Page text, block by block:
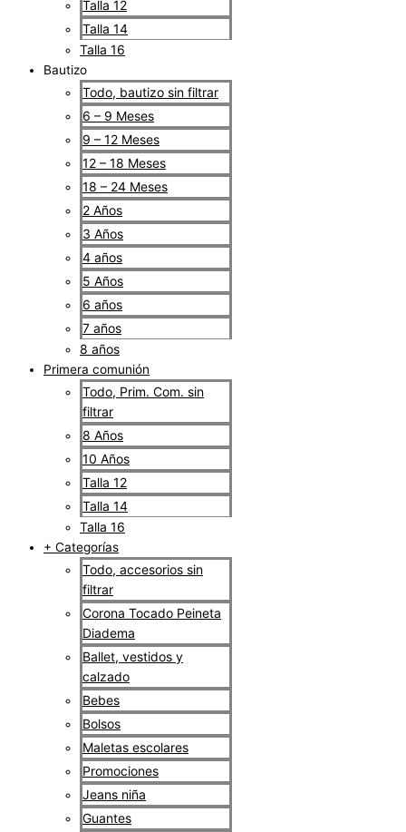
Talla 12
Talla 14
Talla 16
Bautizo
Todo, bautizo sin filtrar
6 – 9 Meses
9 – 12 Meses
12 – 18 Meses
18 – 24 Meses
2 Años
3 Años
4 años
5 Años
6 años
7 años
8 años
Primera comunión
Todo, Prim. Com. sin
filtrar
8 Años
10 Años
Talla 12
Talla 14
Talla 16
+ Categorías
Todo, accesorios sin
filtrar
Corona Tocado Peineta
Diadema
Ballet, vestidos y
calzado
Bebes
Bolsos
Maletas escolares
Promociones
Jeans niña
Guantes